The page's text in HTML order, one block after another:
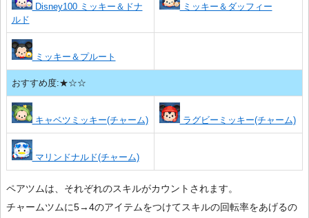
Disney100 ミッキー＆ドナ
ルド
ミッキー＆ダッフィー
ミッキー＆プルート
おすすめ度:★☆☆
キャベツミッキー(チャーム) ラグビーミッキー(チャーム)
マリンドナルド(チャーム)
ペアツムは、それぞれのスキルがカウントされます。
チャームツムに5→4のアイテムをつけてスキルの回転率をあげるの